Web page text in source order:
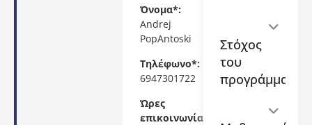
Όνομα*:
Andrej
PopAntoski
Τηλέφωνο*:
6947301722
Ώρες
επικοινωνίας*:
καλωσορίζει
στο
εκπαιδευτικό
πρόγραμμα
με
Βυζαντινός
Στόχος
του
προγράμματος